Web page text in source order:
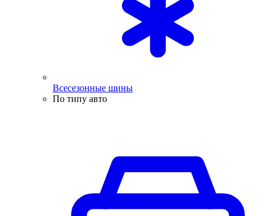
Всесезонные шины
По типу авто